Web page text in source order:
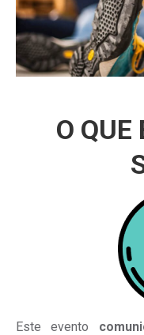
O QUE
Este evento